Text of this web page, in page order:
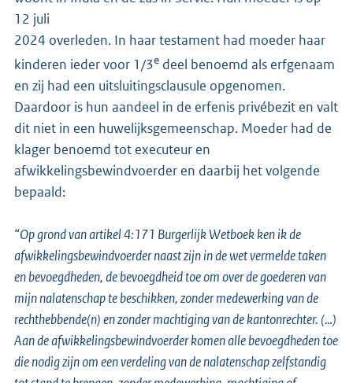
12 juli
2024 overleden. In haar testament had moeder haar
kinderen ieder voor 1/3e deel benoemd als erfgenaam
en zij had een uitsluitingsclausule opgenomen.
Daardoor is hun aandeel in de erfenis privébezit en valt
dit niet in een huwelijksgemeenschap. Moeder had de
klager benoemd tot executeur en
afwikkelingsbewindvoerder en daarbij het volgende
bepaald:
“Op grond van artikel 4:171 Burgerlijk Wetboek ken ik de
afwikkelingsbewindvoerder naast zijn in de wet vermelde taken
en bevoegdheden, de bevoegdheid toe om over de goederen van
mijn nalatenschap te beschikken, zonder medewerking van de
rechthebbende(n) en zonder machtiging van de kantonrechter. (…)
Aan de afwikkelingsbewindvoerder komen alle bevoegdheden toe
die nodig zijn om een verdeling van de nalatenschap zelfstandig